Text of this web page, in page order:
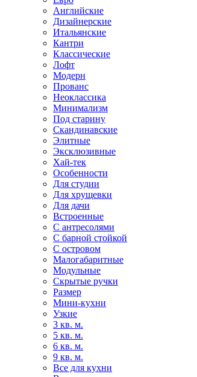
Английские
Дизайнерские
Итальянские
Кантри
Классические
Лофт
Модерн
Прованс
Неоклассика
Минимализм
Под старину
Скандинавские
Элитные
Эксклюзивные
Хай-тек
Особенности
Для студии
Для хрущевки
Для дачи
Встроенные
С антресолями
С барной стойкой
С островом
Малогабаритные
Модульные
Скрытые ручки
Размер
Мини-кухни
Узкие
3 кв. м.
5 кв. м.
6 кв. м.
9 кв. м.
Все для кухни